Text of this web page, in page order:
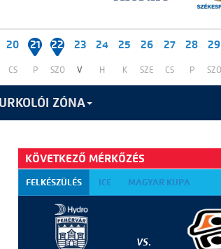
20
CS
21
P
22
SZO
23
V
24
H
25
K
26
SZE
27
CS
28
P
29
SZO
ZÓNA
KÖVETKEZŐ MÉRKŐZÉS
FELKÉSZÜLÉS ICE MAGYAR KUPA
VS.